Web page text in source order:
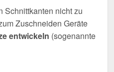
Schnittkanten nicht zu
Zuschneiden Geräte
entwickeln (sogenannte